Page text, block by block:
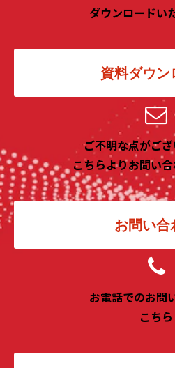
ダウンロードい
資料ダウン
ご不明な点がご
こちらよりお問い
お問い合
お電話でのお問
こちら